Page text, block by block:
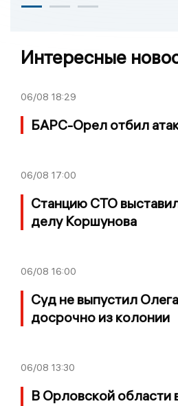
Интересные
06/08 18:29
БАРС-Орел отбил
06/08 17:00
Станцию СТО
делу Коршунова
06/08 16:00
Суд не выпустил
досрочно из колонии
06/08 13:30
В Орловской области